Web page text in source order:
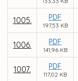
1005. PDF
197,53 KB
1006. PDF
141,96 KB
1007. PDF
117,02 KB